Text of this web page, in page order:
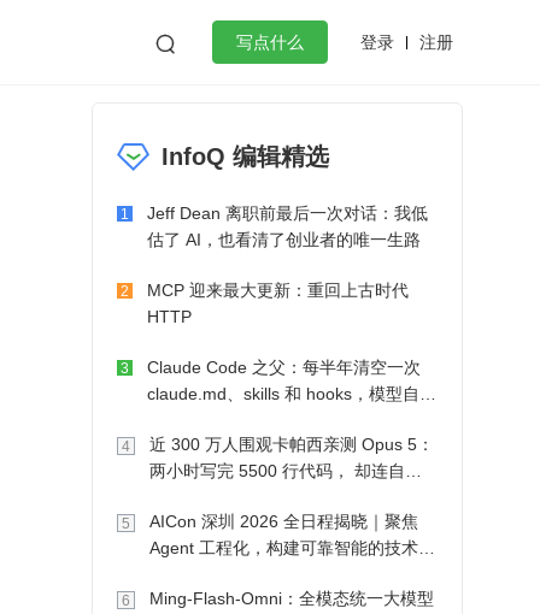
 写点什么 登录 注册
微服务架构 flutter
InfoQ 编辑精选
1
Jeff Dean 离职前最后一次对话：我低
估了 AI，也看清了创业者的唯一生路
2
MCP 迎来最大更新：重回上古时代
HTTP
3
Claude Code 之父：每半年清空一次
claude.md、skills 和 hooks，模型自己
4
近 300 万人围观卡帕西亲测 Opus 5：
两小时写完 5500 行代码， 却连自己
5
AICon 深圳 2026 全日程揭晓｜聚焦
Agent 工程化，构建可靠智能的技术路
6
Ming-Flash-Omni：全模态统一大模型